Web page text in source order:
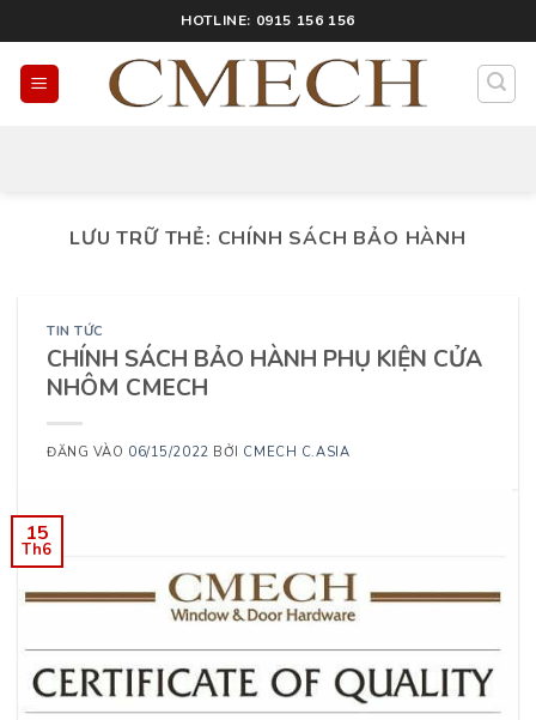
HOTLINE: 0915 156 156
LƯU TRỮ THẺ: CHÍNH SÁCH BẢO HÀNH
TIN TỨC
CHÍNH SÁCH BẢO HÀNH PHỤ KIỆN CỬA
NHÔM CMECH
ĐĂNG VÀO 06/15/2022 BỞI CMECH C.ASIA
15
Th6